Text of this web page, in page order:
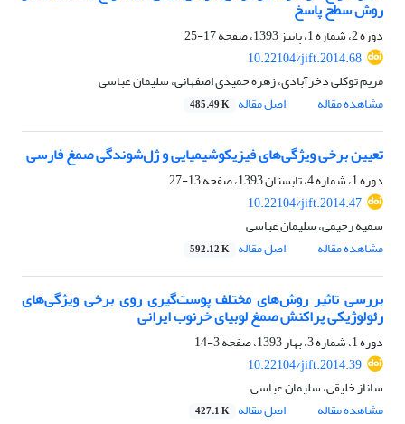
روش سطح پاسخ
دوره 2، شماره 1، پاییز 1393، صفحه
17-25
10.22104/jift.2014.68
مریم توکلی دخرآبادی، زهره حمیدی اصفهانی، سلیمان عباسی
مشاهده مقاله
اصل مقاله 485.49 K
تعیین برخی ویژگی‌های فیزیکوشیمیایی و ژل‌شوندگی صمغ فارسی
دوره 1، شماره 4، تابستان 1393، صفحه
13-27
10.22104/jift.2014.47
سمیه رحیمی، سلیمان عباسی
مشاهده مقاله
اصل مقاله 592.12 K
بررسی تاثیر روش‌های مختلف پوست‌گیری روی برخی ویژگی‌های
رئولوژیکی پراکنش صمغ لوبیای خرنوب ایرانی
دوره 1، شماره 3، بهار 1393، صفحه
3-14
10.22104/jift.2014.39
ساناز خلیقی، سلیمان عباسی
مشاهده مقاله
اصل مقاله 427.1 K